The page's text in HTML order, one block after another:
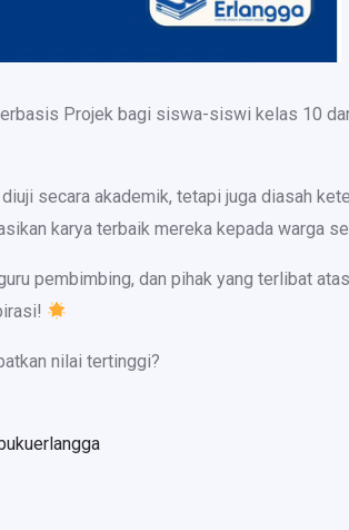
Projek bagi siswa-siswi kelas 10
secara akademik, tetapi juga diasah
karya terbaik mereka kepada warga
pembimbing, dan pihak yang terlibat
nilai tertinggi?